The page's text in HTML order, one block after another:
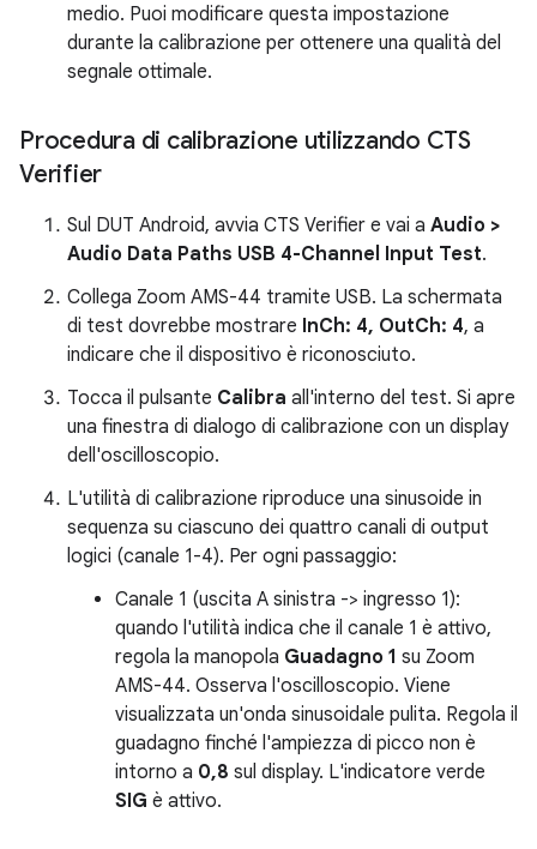
medio. Puoi modificare questa impostazione
durante la calibrazione per ottenere una qualità del
segnale ottimale.
Procedura di calibrazione utilizzando CTS
Verifier
Sul DUT Android, avvia CTS Verifier e vai a Audio >
Audio Data Paths USB 4-Channel Input Test.
Collega Zoom AMS-44 tramite USB. La schermata
di test dovrebbe mostrare InCh: 4, OutCh: 4, a
indicare che il dispositivo è riconosciuto.
Tocca il pulsante Calibra all'interno del test. Si apre
una finestra di dialogo di calibrazione con un display
dell'oscilloscopio.
L'utilità di calibrazione riproduce una sinusoide in
sequenza su ciascuno dei quattro canali di output
logici (canale 1-4). Per ogni passaggio:
Canale 1 (uscita A sinistra -> ingresso 1):
quando l'utilità indica che il canale 1 è attivo,
regola la manopola Guadagno 1 su Zoom
AMS-44. Osserva l'oscilloscopio. Viene
visualizzata un'onda sinusoidale pulita. Regola il
guadagno finché l'ampiezza di picco non è
intorno a 0,8 sul display. L'indicatore verde
SIG è attivo.